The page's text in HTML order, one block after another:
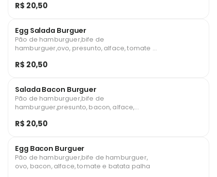
R$ 20,50
Egg Salada Burguer
Pão de hamburguer,bife de
hamburguer,ovo, presunto, alface, tomate e
R$ 20,50
Salada Bacon Burguer
Pão de hamburguer,bife de
hamburguer,presunto, bacon, alface,
R$ 20,50
Egg Bacon Burguer
Pão de hamburguer,bife de hamburguer,
ovo, bacon, alface, tomate e batata palha